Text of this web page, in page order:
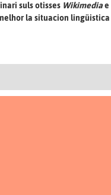
suls otisses Wikimediae
la situacion